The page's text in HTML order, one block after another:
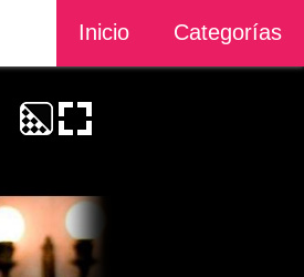
Inicio Categorías